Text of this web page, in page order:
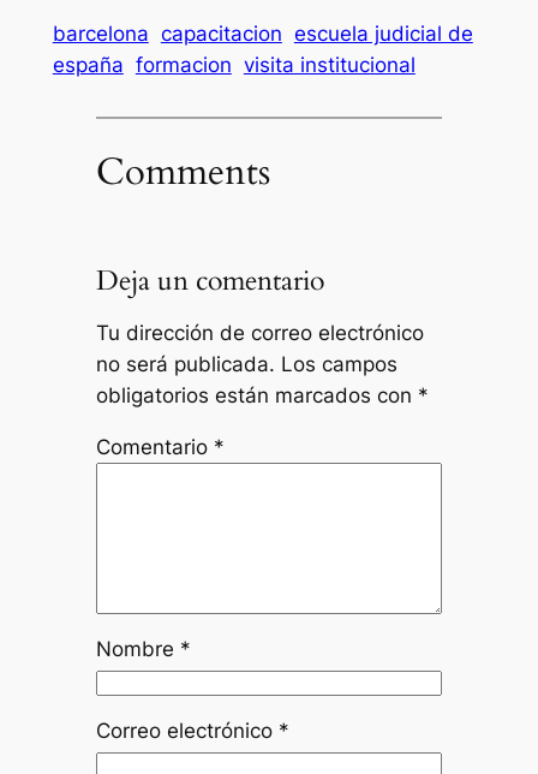
barcelona capacitacion escuela judicial de
españa formacion visita institucional
Comments
Deja un comentario
Tu dirección de correo electrónico
no será publicada. Los campos
obligatorios están marcados con *
Comentario *
Nombre *
Correo electrónico *